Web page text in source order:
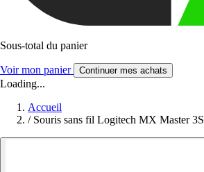
Sous-total du panier
Voir mon panier Continuer mes achats
Loading...
Accueil
/ Souris sans fil Logitech MX Master 3S